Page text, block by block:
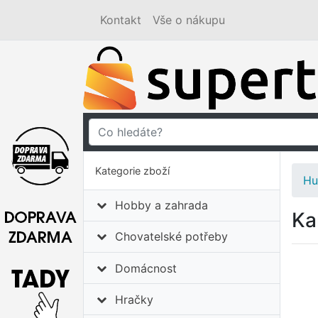
Kontakt Vše o nákupu
Kategorie zboží
Hobby a zahrada
Chovatelské potřeby
Domácnost
Hračky